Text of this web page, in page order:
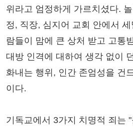
위라고 엄정하게 가르치셨다.
정, 직장, 심지어 교회 안에서
람들이 맘에 큰 상처 받고 고통
대방 인격에 대하여 생각 없이
화내는 행위, 인간 존엄성을 건
이다.
기독교에서 3가지 치명적 죄는